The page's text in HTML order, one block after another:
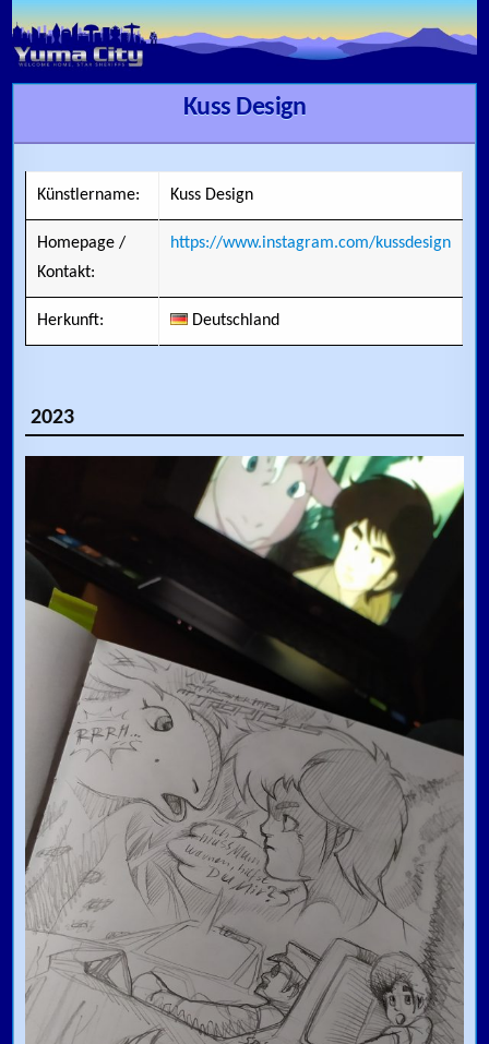
Skip to content
Kuss Design
Künstlername: Kuss Design
Homepage /
Kontakt:
https://www.instagram.com/kussdesign
Herkunft: Deutschland
2023